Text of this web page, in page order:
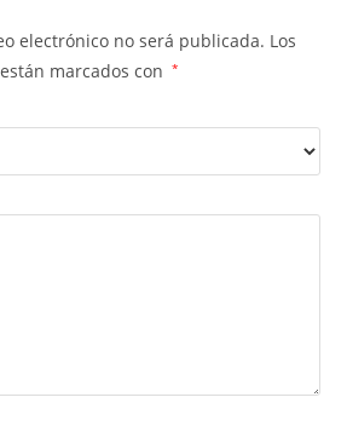
electrónico no será publicada. Los
marcados con
*